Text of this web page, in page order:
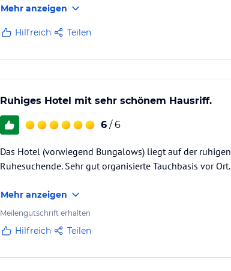
Mehr anzeigen
Hilfreich Teilen
Ruhiges Hotel mit sehr schönem Hausriff.
6 / 6
Das Hotel (vorwiegend Bungalows) liegt auf der
Ruhesuchende. Sehr gut organisierte Tauchbasis vor Ort.
Mehr anzeigen
Meilengutschrift erhalten
Hilfreich Teilen